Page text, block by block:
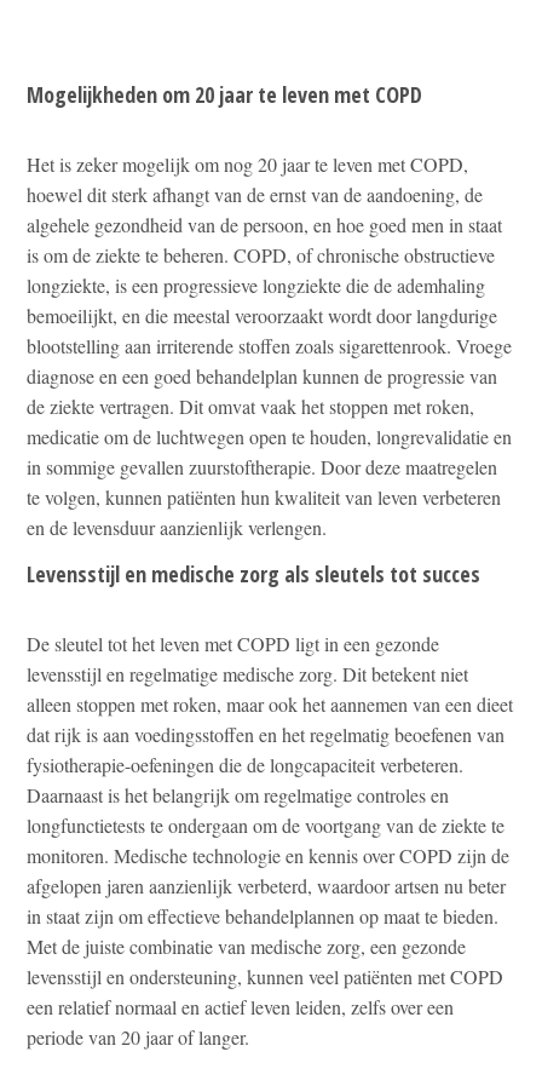
Mogelijkheden om 20 jaar te leven met COPD
Het is zeker mogelijk om nog 20 jaar te leven met COPD,
hoewel dit sterk afhangt van de ernst van de aandoening, de
algehele gezondheid van de persoon, en hoe goed men in staat
is om de ziekte te beheren. COPD, of chronische obstructieve
longziekte, is een progressieve longziekte die de ademhaling
bemoeilijkt, en die meestal veroorzaakt wordt door langdurige
blootstelling aan irriterende stoffen zoals sigarettenrook. Vroege
diagnose en een goed behandelplan kunnen de progressie van
de ziekte vertragen. Dit omvat vaak het stoppen met roken,
medicatie om de luchtwegen open te houden, longrevalidatie en
in sommige gevallen zuurstoftherapie. Door deze maatregelen
te volgen, kunnen patiënten hun kwaliteit van leven verbeteren
en de levensduur aanzienlijk verlengen.
Levensstijl en medische zorg als sleutels tot succes
De sleutel tot het leven met COPD ligt in een gezonde
levensstijl en regelmatige medische zorg. Dit betekent niet
alleen stoppen met roken, maar ook het aannemen van een dieet
dat rijk is aan voedingsstoffen en het regelmatig beoefenen van
fysiotherapie-oefeningen die de longcapaciteit verbeteren.
Daarnaast is het belangrijk om regelmatige controles en
longfunctietests te ondergaan om de voortgang van de ziekte te
monitoren. Medische technologie en kennis over COPD zijn de
afgelopen jaren aanzienlijk verbeterd, waardoor artsen nu beter
in staat zijn om effectieve behandelplannen op maat te bieden.
Met de juiste combinatie van medische zorg, een gezonde
levensstijl en ondersteuning, kunnen veel patiënten met COPD
een relatief normaal en actief leven leiden, zelfs over een
periode van 20 jaar of langer.